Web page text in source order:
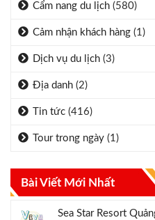
Cẩm nang du lịch (580)
Cảm nhận khách hàng (1)
Dịch vụ du lịch (3)
Địa danh (2)
Tin tức (416)
Tour trong ngày (1)
Bài Viết Mới Nhất
Sea Star Resort